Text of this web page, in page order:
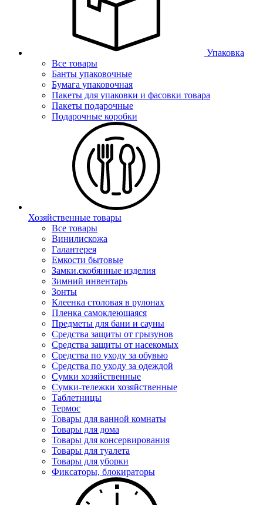
Упаковка
Все товары
Банты упаковочные
Бумага упаковочная
Пакеты для упаковки и фасовки товара
Пакеты подарочные
Подарочные коробки
Хозяйственные товары
Все товары
Винилискожа
Галантерея
Емкости бытовые
Замки.скобянные изделия
Зимний инвентарь
Зонты
Клеенка столовая в рулонах
Пленка самоклеющаяся
Предметы для бани и сауны
Средства защиты от грызунов
Средства защиты от насекомых
Средства по уходу за обувью
Средства по уходу за одеждой
Сумки хозяйственные
Сумки-тележки хозяйственные
Таблетницы
Термос
Товары для ванной комнаты
Товары для дома
Товары для консервирования
Товары для туалета
Товары для уборки
Фиксаторы, блокираторы